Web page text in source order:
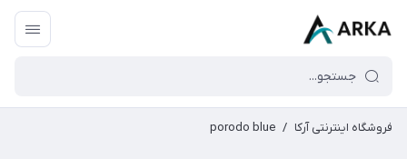
فروشگاه اینترنتی آرکا /
porodo blue